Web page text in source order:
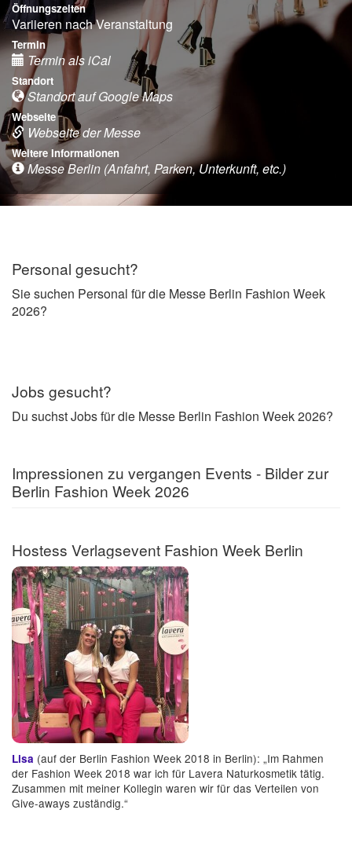
Öffnungszeiten
Variieren nach Veranstaltung
Termin
Termin als iCal
Standort
Standort auf Google Maps
Webseite
Webseite der Messe
Weitere Informationen
Messe Berlin (Anfahrt, Parken, Unterkunft, etc.)
Personal gesucht?
Sie suchen Personal für die Messe Berlin Fashion Week
2026?
Jobs gesucht?
Du suchst Jobs für die Messe Berlin Fashion Week 2026?
Impressionen zu vergangen Events - Bilder zur
Berlin Fashion Week 2026
Hostess Verlagsevent Fashion Week Berlin
Lisa (auf der Berlin Fashion Week 2018 in Berlin): „Im Rahmen
der Fashion Week 2018 war ich für Lavera Naturkosmetik tätig.
Zusammen mit meiner Kollegin waren wir für das Verteilen von
Give-aways zuständig.“